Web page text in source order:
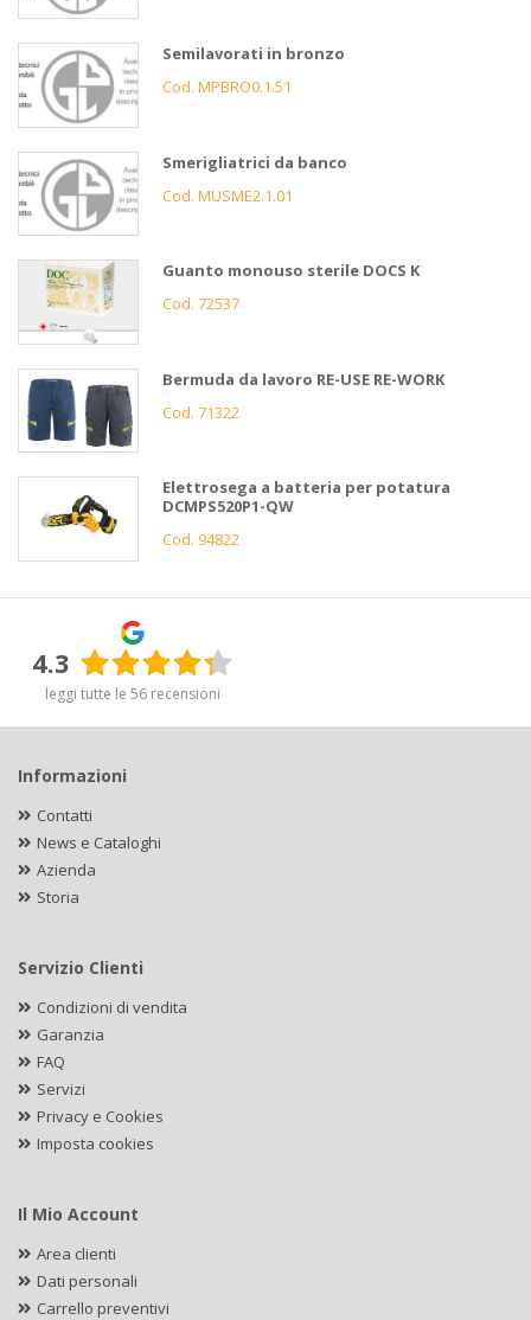
Semilavorati in bronzo
Cod. MPBRO0.1.51
Smerigliatrici da banco
Cod. MUSME2.1.01
Guanto monouso sterile DOCS K
Cod. 72537
Bermuda da lavoro RE-USE RE-WORK
Cod. 71322
Elettrosega a batteria per potatura
DCMPS520P1-QW
Cod. 94822
4.3
leggi tutte le 56 recensioni
Informazioni
Contatti
News e Cataloghi
Azienda
Storia
Servizio Clienti
Condizioni di vendita
Garanzia
FAQ
Servizi
Privacy e Cookies
Imposta cookies
Il Mio Account
Area clienti
Dati personali
Carrello preventivi